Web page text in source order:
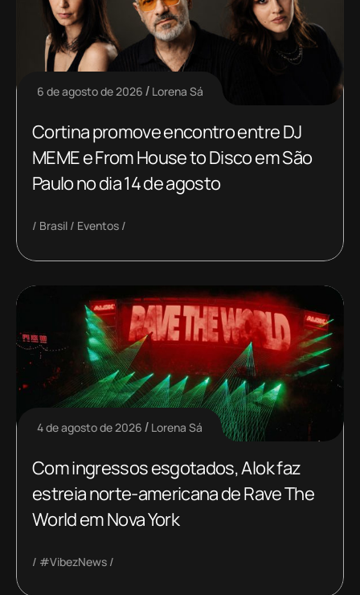
6 de agosto de 2026 Lorena Sá
Cortina promove encontro entre DJ
MEME e From House to Disco em São
Paulo no dia 14 de agosto
Brasil Eventos
4 de agosto de 2026 Lorena Sá
Com ingressos esgotados, Alok faz
estreia norte-americana de Rave The
World em Nova York
#VibezNews